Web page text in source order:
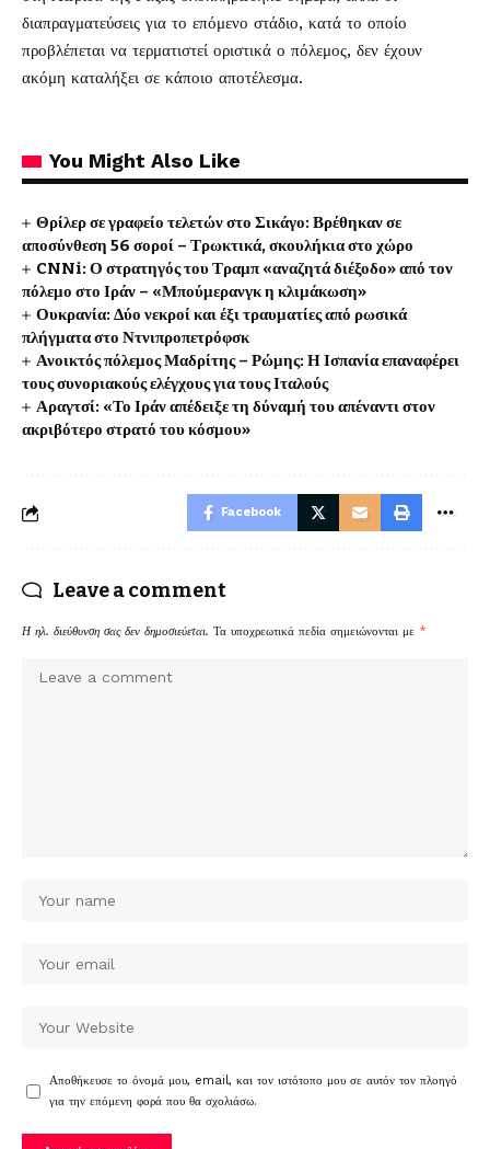
διαπραγματεύσεις για το επόμενο στάδιο, κατά το οποίο
προβλέπεται να τερματιστεί οριστικά ο πόλεμος, δεν έχουν
ακόμη καταλήξει σε κάποιο αποτέλεσμα.
You Might Also Like
Θρίλερ σε γραφείο τελετών στο Σικάγο: Βρέθηκαν σε
αποσύνθεση 56 σοροί – Τρωκτικά, σκουλήκια στο χώρο
CNNi: Ο στρατηγός του Τραμπ «αναζητά διέξοδο» από τον
πόλεμο στο Ιράν – «Μπούμερανγκ η κλιμάκωση»
Ουκρανία: Δύο νεκροί και έξι τραυματίες από ρωσικά
πλήγματα στο Ντνιπροπετρόφσκ
Ανοικτός πόλεμος Μαδρίτης – Ρώμης: Η Ισπανία επαναφέρει
τους συνοριακούς ελέγχους για τους Ιταλούς
Αραγτσί: «Το Ιράν απέδειξε τη δύναμή του απέναντι στον
ακριβότερο στρατό του κόσμου»
Facebook
Leave a comment
Η ηλ. διεύθυνση σας δεν δημοσιεύεται. Τα υποχρεωτικά πεδία σημειώνονται με *
Αποθήκευσε το όνομά μου, email, και τον ιστότοπο μου σε αυτόν τον πλοηγό
για την επόμενη φορά που θα σχολιάσω.